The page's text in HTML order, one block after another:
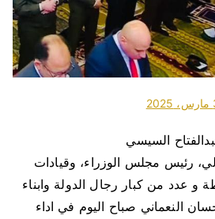
السيسي
رئيس مجلس الوزراء، وقيادات
و عدد من كبار رجال الدولة وابناء
النعماني صباح اليوم في اداء